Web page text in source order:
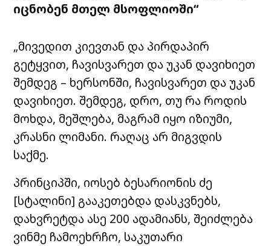
იცნობენ მთელ მსოფლიოში“
„მივედით კიევთან და პირდაპირ
გეტყვით, ჩავისვარეთ და უკან დავიხიეთ
შემდეგ – ხერსონში, ჩავისვარეთ და უკან
დავიხიეთ. შემდეგ, დრო, თუ რა როდის
მოხდა, მეშლება, მაგრამ იყო იზიუმი,
კრასნი ლიმანი. რაღაც არ მიგვდის
საქმე.
პრინციპში, იოსებ ბესარიონის ძე
[სტალინი] გააკეთებდა დასკვნებს,
დახვრეტდა ასე 200 ადამიანს, შეიძლება
ვინმე ჩამოეხრჩო, საკუთარი